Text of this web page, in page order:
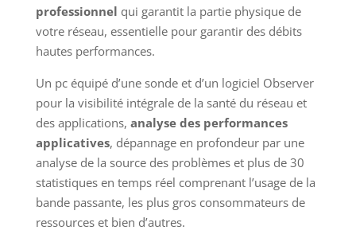
professionnel qui garantit la partie physique de
votre réseau, essentielle pour garantir des débits
hautes performances.
Un pc équipé d’une sonde et d’un logiciel Observer
pour la visibilité intégrale de la santé du réseau et
des applications, analyse des performances
applicatives, dépannage en profondeur par une
analyse de la source des problèmes et plus de 30
statistiques en temps réel comprenant l’usage de la
bande passante, les plus gros consommateurs de
ressources et bien d’autres.